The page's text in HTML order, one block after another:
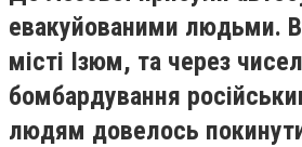
евакуйованими людьми.
місті Ізюм, та через
бомбардування
людям довелось